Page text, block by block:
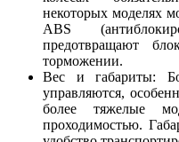
некоторых моделях
ABS
предотвращают
торможении.
Вес и габариты:
управляются,
более тяжелые
проходимостью.